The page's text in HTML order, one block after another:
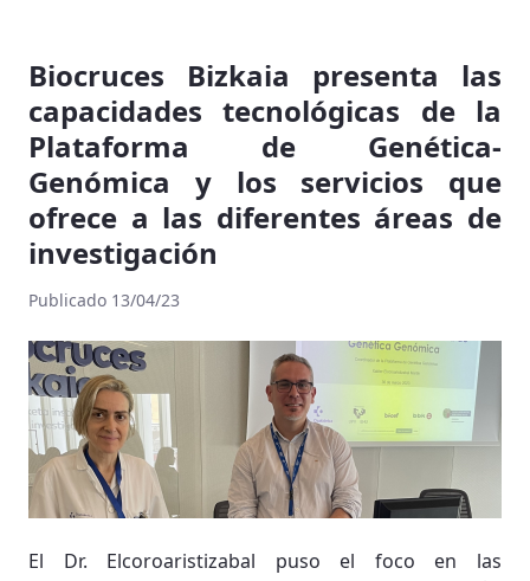
Biocruces Bizkaia presenta las
capacidades tecnológicas de la
Plataforma de Genética-
Genómica y los servicios que
ofrece a las diferentes áreas de
investigación
Publicado 13/04/23
El Dr. Elcoroaristizabal puso el foco en las